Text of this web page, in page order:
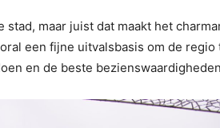
maar juist dat maakt het
een fijne uitvalsbasis om de
en de beste